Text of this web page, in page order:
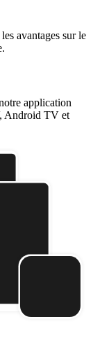
avantages sur le
application
Android TV et